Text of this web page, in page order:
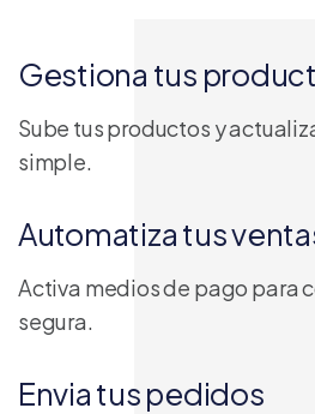
Gestiona tus
Sube tus productos y
simple.
Automatiza tus
Activa medios de pago para
segura.
Envia tus pedidos